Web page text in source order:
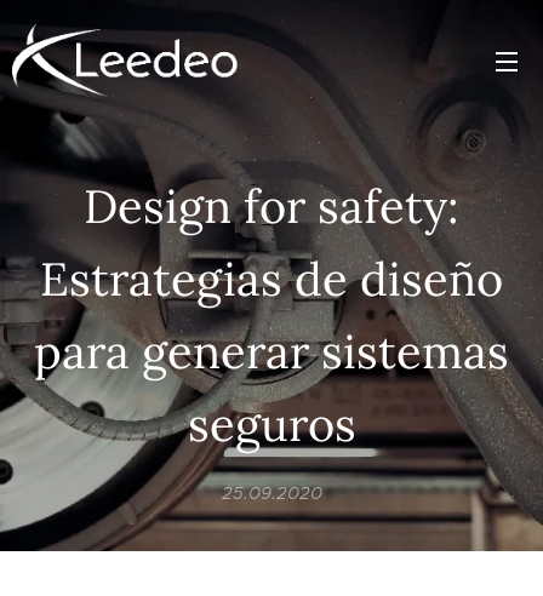
Design for safety:
Estrategias de diseño
para generar sistemas
seguros
25.09.2020